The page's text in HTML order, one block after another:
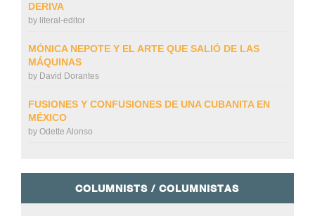
DERIVA
by literal-editor
MÓNICA NEPOTE Y EL ARTE QUE SALIÓ DE LAS
MÁQUINAS
by David Dorantes
FUSIONES Y CONFUSIONES DE UNA CUBANITA EN
MÉXICO
by Odette Alonso
COLUMNISTS / COLUMNISTAS